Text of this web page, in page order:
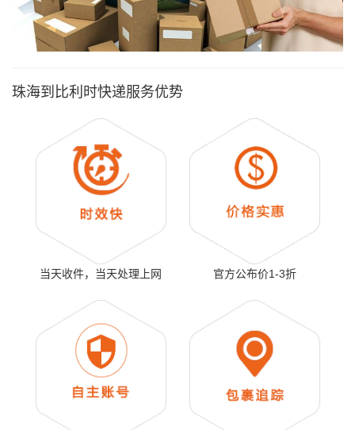
珠海到比利时快递服务优势
当天收件，当天处理上网 官方公布价1-3折